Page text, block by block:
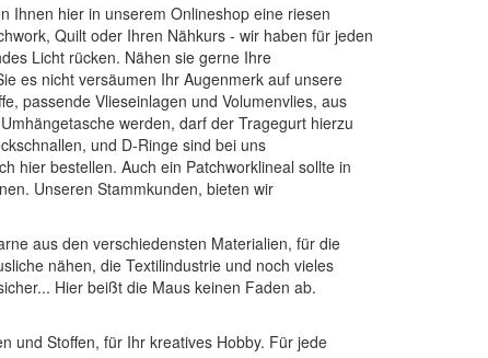
Ihnen hier in unserem Onlineshop eine riesen
Quilt oder Ihren Nähkurs - wir haben für jeden
Licht rücken. Nähen sie gerne Ihre
es nicht versäumen Ihr Augenmerk auf unsere
, passende Vlieseinlagen und Volumenvlies, aus
werden, darf der Tragegurt hierzu
und D-Ringe sind bei uns
hier bestellen. Auch ein Patchworklineal sollte in
. Unseren Stammkunden, bieten wir
aus den verschiedensten Materialien, für die
nähen, die Textilindustrie und noch vieles
Hier beißt die Maus keinen Faden ab.
und Stoffen, für Ihr kreatives Hobby. Für jede